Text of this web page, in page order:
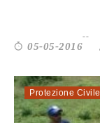
05-05-2016
Protezione Civile